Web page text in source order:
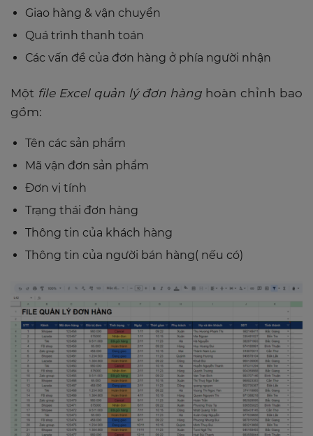
Giao hàng & vận chuyển
Quá trình thanh toán
Các vấn đề của đơn hàng ở phía người nhận
Một file Excel quản lý đơn hàng hoàn chỉnh bao
gồm:
Tên các sản phẩm
Mã vận đơn sản phẩm
Đơn vị tính
Trạng thái đơn hàng
Thông tin của khách hàng
Thông tin của người bán hàng( nếu có)